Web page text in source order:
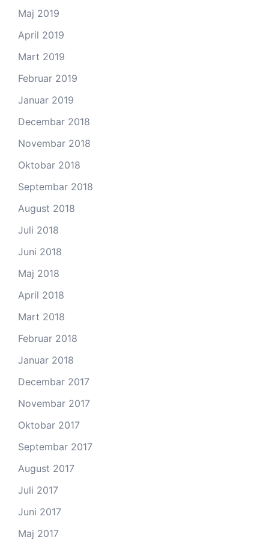
Maj 2019
April 2019
Mart 2019
Februar 2019
Januar 2019
Decembar 2018
Novembar 2018
Oktobar 2018
Septembar 2018
August 2018
Juli 2018
Juni 2018
Maj 2018
April 2018
Mart 2018
Februar 2018
Januar 2018
Decembar 2017
Novembar 2017
Oktobar 2017
Septembar 2017
August 2017
Juli 2017
Juni 2017
Maj 2017